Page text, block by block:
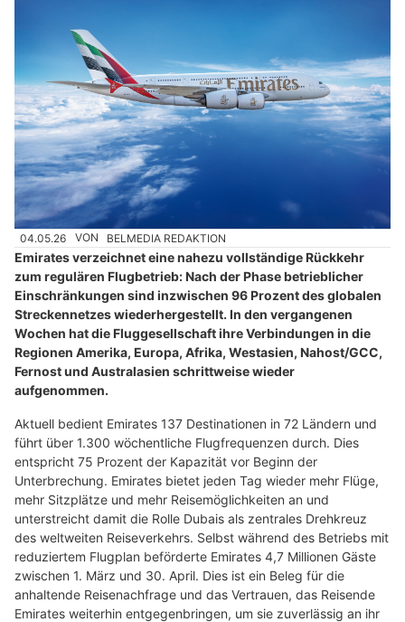
04.05.26 VON BELMEDIA REDAKTION
Emirates verzeichnet eine nahezu vollständige Rückkehr
zum regulären Flugbetrieb: Nach der Phase betrieblicher
Einschränkungen sind inzwischen 96 Prozent des globalen
Streckennetzes wiederhergestellt. In den vergangenen
Wochen hat die Fluggesellschaft ihre Verbindungen in die
Regionen Amerika, Europa, Afrika, Westasien, Nahost/GCC,
Fernost und Australasien schrittweise wieder
aufgenommen.
Aktuell bedient Emirates 137 Destinationen in 72 Ländern und
führt über 1.300 wöchentliche Flugfrequenzen durch. Dies
entspricht 75 Prozent der Kapazität vor Beginn der
Unterbrechung. Emirates bietet jeden Tag wieder mehr Flüge,
mehr Sitzplätze und mehr Reisemöglichkeiten an und
unterstreicht damit die Rolle Dubais als zentrales Drehkreuz
des weltweiten Reiseverkehrs. Selbst während des Betriebs mit
reduziertem Flugplan beförderte Emirates 4,7 Millionen Gäste
zwischen 1. März und 30. April. Dies ist ein Beleg für die
anhaltende Reisenachfrage und das Vertrauen, das Reisende
Emirates weiterhin entgegenbringen, um sie zuverlässig an ihr